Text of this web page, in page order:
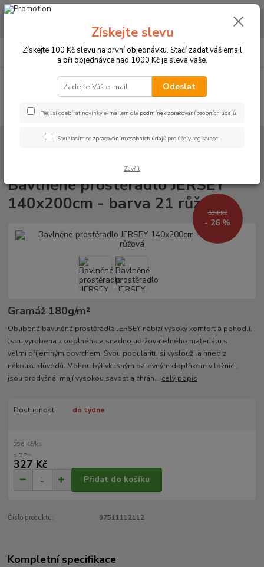
CHCETE NAKOUPIT VĚTŠÍ MNOŽSTVÍ NAŠICH PRODUKTŮ ZA LEPŠÍ
CZK
Hledat
+420 773 794 023
Pondělí-pátek 9-16 hodin
0
PROSTĚRADLA
Bavlněné prostěradla JERSEY s gumou - 45 barev
Bavlněné prostěradlo JERSEY
140x200cm - barva 21 růžová
534 Kč
- 26 %
Gramáž 180g/m²­
Oblíbená bavlněná prostěradla JERSEY nabízí vysoký komfort a pohodlí.
Jsou vyrobena z odolného a snadno udržovatelného materiálu s
velmi příjemným povrchem. Svou popularitu si vysloužila hned z
několika důvodů. Mohou být vkusným barevným doplňkem v ložnici,
jsou prodyšná, mají vysokou savost a chrán... celý popis
Dostupnost do týdne
396 Kč/ks
327 Kč
Přidat do košíku
Číslo produktu: 07511112112
Kompletní specifikace
Získejte slevu
Získejte 100 Kč slevu na první objednávku. Stačí zadat váš email
a při objednávce nad 1000 Kč je sleva vaše.
Odeslat
Přeji si odebírat novinky e-mailem dle podmínek zpracování osobních údajů.
Souhlasím se zpracováním osobních údajů pro účely registrace.
Zavřít